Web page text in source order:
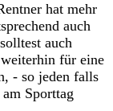
hat mehr
auch
auch
für eine
- so jeden falls
Sporttag